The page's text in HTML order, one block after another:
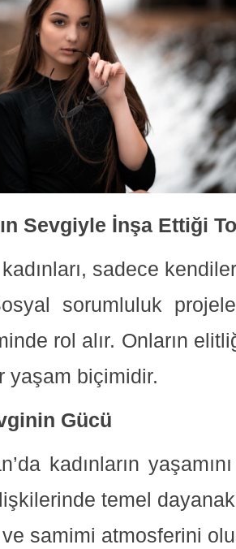
Sevgiyle İnşa Ettiği
sadece
sorumluluk
rol alır. Onların
yaşam biçimidir.
Gücü
kadınların
temel
samimi atmosferini